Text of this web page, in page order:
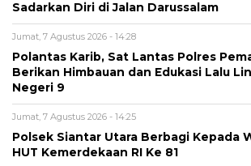
Sadarkan Diri di Jalan Darussalam
Jumat, 7 Agustus 2026 - 14:28
Polantas Karib, Sat Lantas Polres
Berikan Himbauan dan Edukasi Lalu
Negeri 9
Jumat, 7 Agustus 2026 - 14:25
Polsek Siantar Utara Berbagi Kepada
HUT Kemerdekaan RI Ke 81